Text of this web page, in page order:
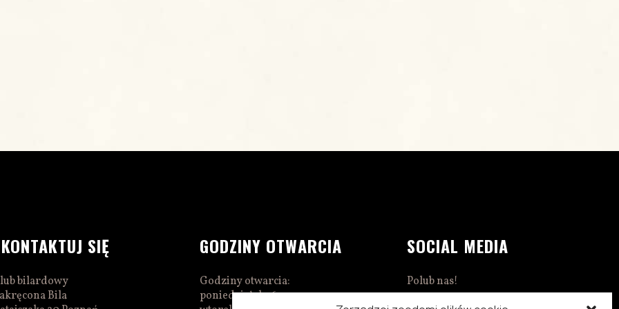
SIĘ
bilardowy
Bila
GODZINY OTWARCIA
Godziny otwarcia:
poniedziałek 16:00–01:00
SOCIAL MEDIA
Polub nas!